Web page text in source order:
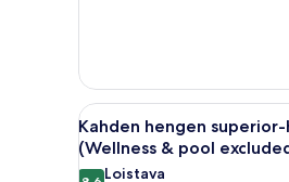
huone,
useita
sänkyjä
(Wellness
&
pool
Avaa
kaikki
huonetyypin
8
Kahden hengen
(Wellness & pool
Loistava